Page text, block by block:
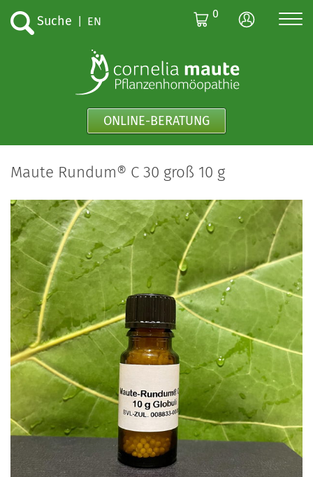
Suche EN
0
ONLINE-BERATUNG
Maute Rundum® C 30 groß 10 g